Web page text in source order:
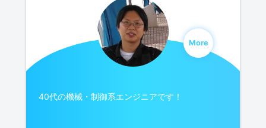
40代の機械・制御系エンジニアです！
More